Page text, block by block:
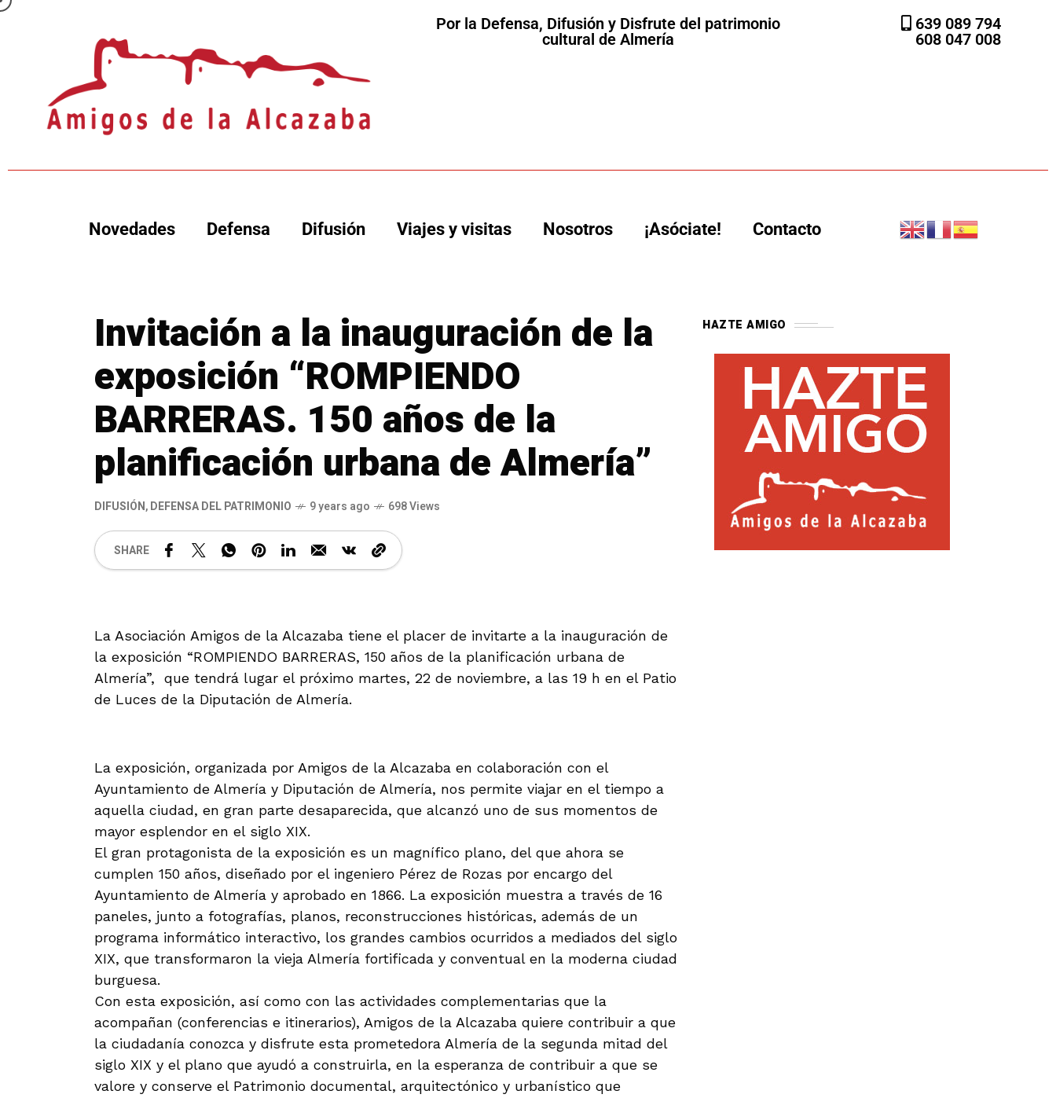
Por la Defensa, Difusión y Disfrute del patrimonio
cultural de Almería
639 089 794
608 047 008
Novedades Defensa Difusión Viajes y visitas Nosotros ¡Asóciate! Contacto
Invitación a la inauguración de la
exposición “ROMPIENDO
BARRERAS. 150 años de la
planificación urbana de Almería”
DIFUSIÓN,DEFENSA DEL PATRIMONIO 9 years ago 698 Views
SHARE
La Asociación Amigos de la Alcazaba tiene el placer de invitarte a la inauguración de
la exposición “ROMPIENDO BARRERAS, 150 años de la planificación urbana de
Almería”, que tendrá lugar el próximo martes, 22 de noviembre, a las 19 h en el Patio
de Luces de la Diputación de Almería.
La exposición, organizada por Amigos de la Alcazaba en colaboración con el
Ayuntamiento de Almería y Diputación de Almería, nos permite viajar en el tiempo a
aquella ciudad, en gran parte desaparecida, que alcanzó uno de sus momentos de
mayor esplendor en el siglo XIX.
El gran protagonista de la exposición es un magnífico plano, del que ahora se
cumplen 150 años, diseñado por el ingeniero Pérez de Rozas por encargo del
Ayuntamiento de Almería y aprobado en 1866. La exposición muestra a través de 16
paneles, junto a fotografías, planos, reconstrucciones históricas, además de un
programa informático interactivo, los grandes cambios ocurridos a mediados del siglo
XIX, que transformaron la vieja Almería fortificada y conventual en la moderna ciudad
burguesa.
Con esta exposición, así como con las actividades complementarias que la
acompañan (conferencias e itinerarios), Amigos de la Alcazaba quiere contribuir a que
la ciudadanía conozca y disfrute esta prometedora Almería de la segunda mitad del
siglo XIX y el plano que ayudó a construirla, en la esperanza de contribuir a que se
valore y conserve el Patrimonio documental, arquitectónico y urbanístico que
HAZTE AMIGO